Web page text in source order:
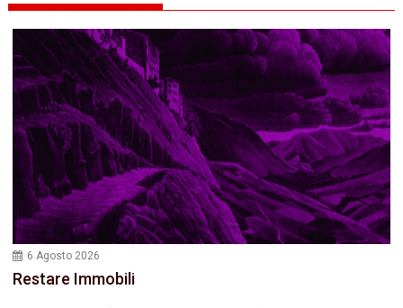
6 Agosto 2026
Restare Immobili